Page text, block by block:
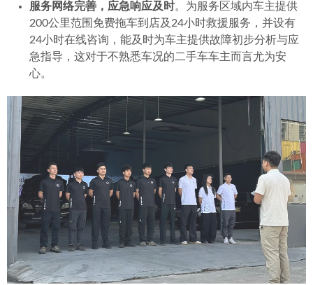
服务网络完善，应急响应及时。为服务区域内车主提供
200公里范围免费拖车到店及24小时救援服务，并设有
24小时在线咨询，能及时为车主提供故障初步分析与应
急指导，这对于不熟悉车况的二手车车主而言尤为安
心。